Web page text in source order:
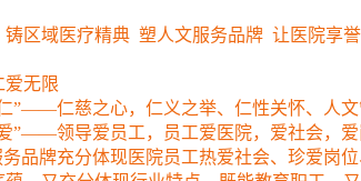
区域医疗精典 塑人文服务品牌 让医院享
无限
仁慈之心，仁义之举、仁性关怀、人文
”——领导爱员工，员工爱医院，爱社会，爱
务品牌充分体现医院员工热爱社会、珍爱岗